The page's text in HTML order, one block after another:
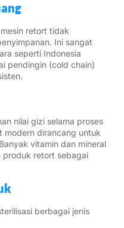
retort tidak
Ini sangat
seperti Indonesia
pendingin (cold chain)
nilai gizi selama proses
modern dirancang untuk
vitamin dan mineral
produk retort sebagai
berbagai jenis